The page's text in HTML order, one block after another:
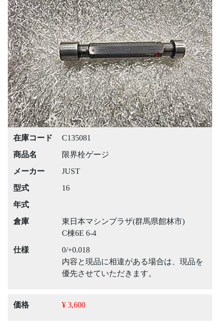
Previous Next
在庫コード
C135081
商品名
限界栓ゲージ
メーカー
JUST
型式
16
年式
倉庫
東日本マシンプラザ(群馬県館林市)
C棟6E 6-4
仕様
0/+0.018
内容と現品に相違がある場合は、現品を
優先させていただきます。
価格 ¥ 3,600